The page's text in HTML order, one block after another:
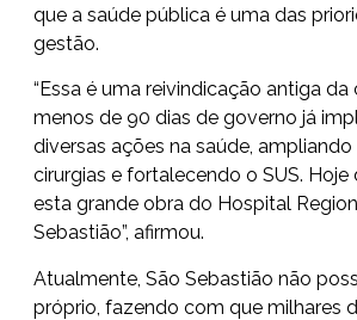
que a saúde pública é uma das
gestão.
“Essa é uma reivindicação antiga da
menos de 90 dias de governo já
diversas ações na saúde,
cirurgias e fortalecendo o SUS. Hoje
esta grande obra do Hospital
Sebastião”, afirmou.
Atualmente, São Sebastião não
próprio, fazendo com que milhares